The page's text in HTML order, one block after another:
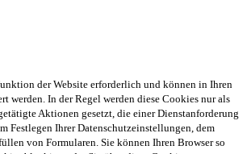
der Website erforderlich und können in Ihren
werden. In der Regel werden diese Cookies nur als
Aktionen gesetzt, die einer Dienstanforderung
Festlegen Ihrer Datenschutzeinstellungen, dem
von Formularen. Sie können Ihren Browser so